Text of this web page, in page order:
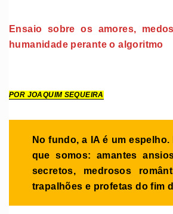
Ensaio sobre os amores,
humanidade perante o algoritmo
POR JOAQUIM SEQUEIRA
No fundo, a IA é um
que somos: amantes
secretos, medrosos
trapalhões e profetas do fim